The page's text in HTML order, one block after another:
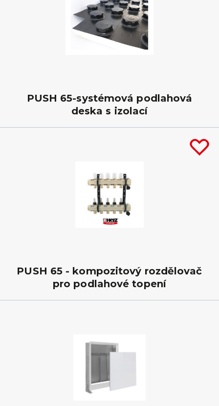
PUSH 65-systémová podlahová
deska s izolací
PUSH 65 - kompozitový rozdělovač
pro podlahové topení